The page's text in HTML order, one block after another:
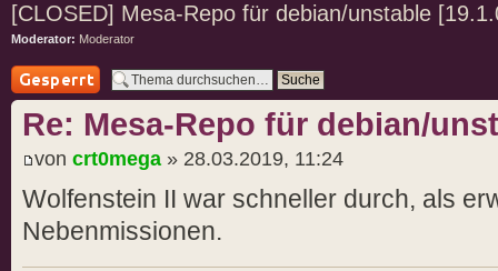
[CLOSED] Mesa-Repo für debian/unstable
Moderator: Moderator
Thema gesperrt
Re: Mesa-Repo für debian/
von crt0mega » 28.03.2019, 11:24
Wolfenstein II war schneller durch, als
Nebenmissionen.